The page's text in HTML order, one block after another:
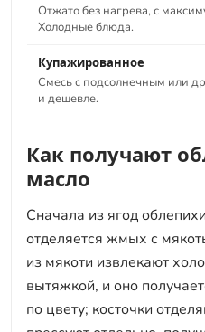
Отжато без нагрева, с
Холодные блюда.
Купажированное
Смесь с подсолнечным или
и дешевле.
Как получают
масло
Сначала из ягод
отделяется жмых с
из мякоти извлекают
вытяжкой, и оно
по цвету; косточки